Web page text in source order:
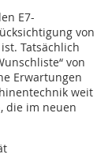
E7-
von
Tatsächlich
von
Erwartungen
weit
die im neuen